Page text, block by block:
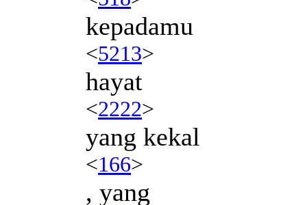
kepadamu
<5213>
hayat
<2222>
yang kekal
<166>
, yang